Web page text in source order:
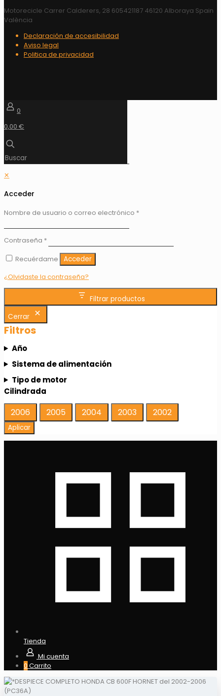
Motorecicle Carrer Calderers, 28 605421187 46120 Alboraya Spain
València
Declaración de accesibilidad
Aviso legal
Politica de privacidad
0
0,00 €
✕
Acceder
Nombre de usuario o correo electrónico *
Contraseña *
Recuérdame
Acceder
¿Olvidaste la contraseña?
Filtrar productos
Cerrar
Filtros
Año
Sistema de alimentación
Tipo de motor
Cilindrada
Año
2006 2005 2004 2003 2002
Aplicar
Tienda
Mi cuenta
0 Carrito